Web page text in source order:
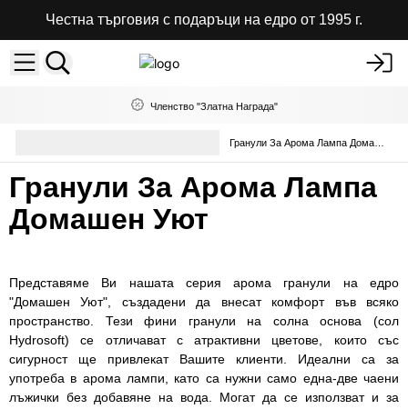
Честна търговия с подаръци на едро от 1995 г.
Членство "Златна Награда"
Гранули За Арома Лампа
Домашен Уют
Представяме Ви нашата серия арома гранули на едро
"Домашен Уют", създадени да внесат комфорт във всяко
пространство. Тези фини гранули на солна основа (сол
Hydrosoft) се отличават с атрактивни цветове, които със
сигурност ще привлекат Вашите клиенти. Идеални са за
употреба в арома лампи, като са нужни само една-две чаени
лъжички без добавяне на вода. Могат да се използват и за